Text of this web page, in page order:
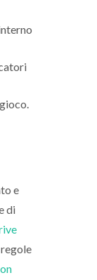
e
di